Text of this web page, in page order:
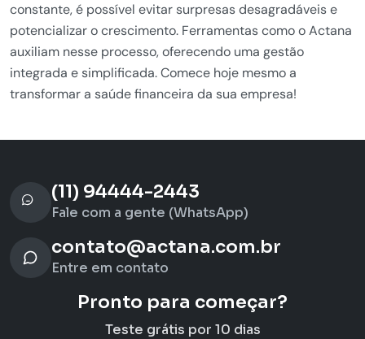
constante, é possível evitar surpresas desagradáveis e
potencializar o crescimento. Ferramentas como o Actana
auxiliam nesse processo, oferecendo uma gestão
integrada e simplificada. Comece hoje mesmo a
transformar a saúde financeira da sua empresa!
(11) 94444-2443
Fale com a gente (WhatsApp)
contato@actana.com.br
Entre em contato
Pronto para começar?
Teste grátis por 10 dias